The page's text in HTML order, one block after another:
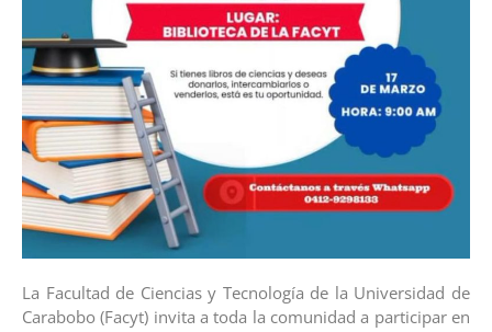
La Facultad de Ciencias y Tecnología de la Universidad de
Carabobo (Facyt) invita a toda la comunidad a participar en